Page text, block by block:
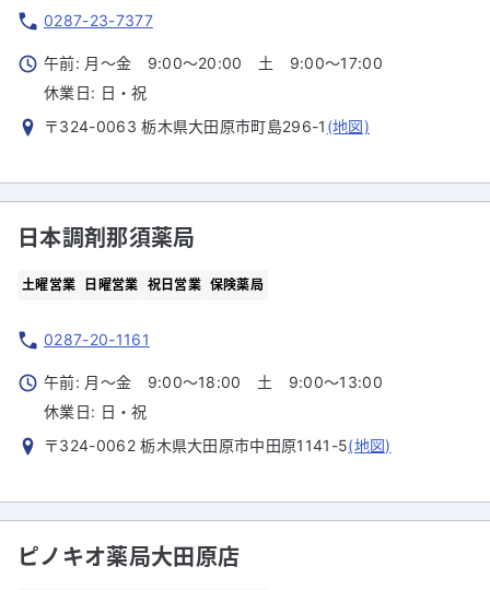
0287-23-7377
午前: 月～金 9:00～20:00 土 9:00～17:00
休業日: 日・祝
〒324-0063 栃木県大田原市町島296-1 (地図)
日本調剤那須薬局
土曜営業 日曜営業 祝日営業 保険薬局
0287-20-1161
午前: 月～金 9:00～18:00 土 9:00～13:00
休業日: 日・祝
〒324-0062 栃木県大田原市中田原1141-5(地図)
ピノキオ薬局大田原店